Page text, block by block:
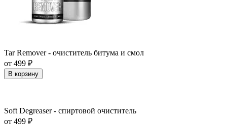
Tar Remover - очиститель битума и смол
от 499 ₽
В корзину
Soft Degreaser - спиртовой очиститель
от 499 ₽